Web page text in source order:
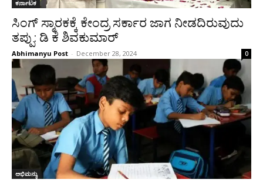
ಕರ್ನಾಟಕ
ಸಿಂಗ್ ಸ್ಮಾರಕಕ್ಕೆ ಕೇಂದ್ರ ಸರ್ಕಾರ ಜಾಗ ನೀಡದಿರುವುದು
ತಪ್ಪು: ಡಿ ಕೆ ಶಿವಕುಮಾರ್
Abhimanyu Post - December 28, 2024 0
ಅಭಿಮನ್ಯು